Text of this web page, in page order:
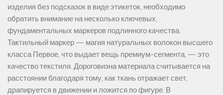
изделия без подсказок в виде этикеток, необходимо
обратить внимание на несколько ключевых,
фундаментальных маркеров подлинного качества.
Тактильный маркер — магия натуральных волокон высшего
класса Первое, что выдает вещь премиум-сегмента, — это
качество текстиля. Дороговизна материала считывается на
расстоянии благодаря тому, как ткань отражает свет,
драпируется в движении и ложится по фигуре. В